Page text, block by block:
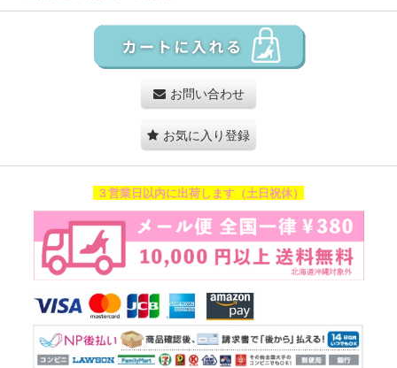
お問い合わせ
お気に入り登録
３営業日以内に出荷します（土日祝休）